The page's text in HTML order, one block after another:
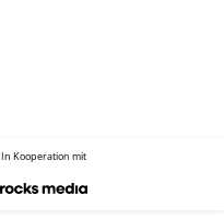
In Kooperation mit